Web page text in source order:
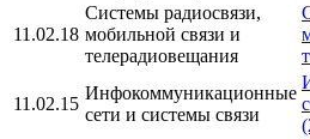
11.02.18
Системы радиосвязи,
мобильной связи и
телерадиовещания
11.02.15
Инфокоммуникационные
сети и системы связи